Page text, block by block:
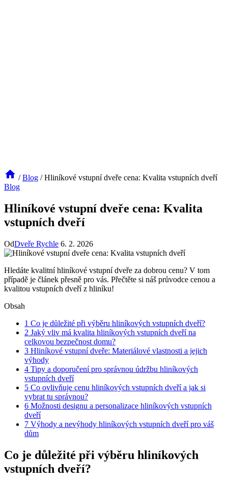
/ Blog / Hliníkové vstupní dveře cena: Kvalita vstupních dveří
Blog
Hliníkové vstupní dveře cena: Kvalita
vstupních dveří
OdDveře Rychle 6. 2. 2026
Hledáte kvalitní hliníkové vstupní dveře za dobrou cenu? V tom
případě je článek přesně pro vás. Přečtěte si náš průvodce cenou a
kvalitou vstupních dveří z hliníku!
Obsah
1 Co je důležité při výběru hliníkových vstupních dveří?
2 Jaký vliv má kvalita hliníkových vstupních dveří na
celkovou bezpečnost domu?
3 Hliníkové vstupní dveře: Materiálové vlastnosti a jejich
výhody
4 Tipy a doporučení pro správnou údržbu hliníkových
vstupních dveří
5 Co ovlivňuje cenu hliníkových vstupních dveří a jak si
vybrat tu správnou?
6 Možnosti designu a personalizace hliníkových vstupních
dveří
7 Výhody a nevýhody hliníkových vstupních dveří pro váš
dům
Co je důležité při výběru hliníkových
vstupních dveří?